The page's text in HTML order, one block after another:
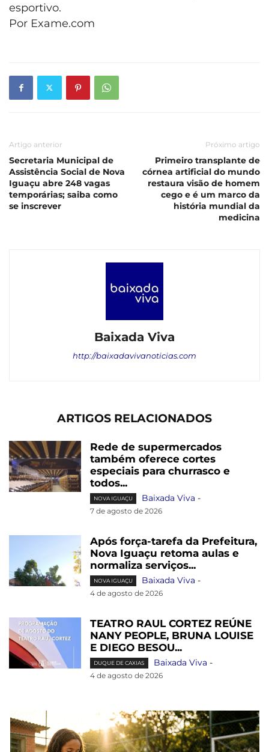
esportivo.
Por Exame.com
Artigo anterior
Secretaria Municipal de
Assistência Social de Nova
Iguaçu abre 248 vagas
temporárias; saiba como
se inscrever
Próximo artigo
Primeiro transplante de
córnea artificial do mundo
restaura visão de homem
cego e é um marco da
história mundial da
medicina
Baixada Viva
http://baixadavivanoticias.com
ARTIGOS RELACIONADOS
Rede de supermercados
também oferece cortes
especiais para churrasco e
todos...
NOVA IGUAÇU Baixada Viva -
7 de agosto de 2026
Após força-tarefa da Prefeitura,
Nova Iguaçu retoma aulas e
normaliza serviços...
NOVA IGUAÇU Baixada Viva -
4 de agosto de 2026
TEATRO RAUL CORTEZ REÚNE
NANY PEOPLE, BRUNA LOUISE
E DIEGO BESOU...
DUQUE DE CAXIAS Baixada Viva -
4 de agosto de 2026